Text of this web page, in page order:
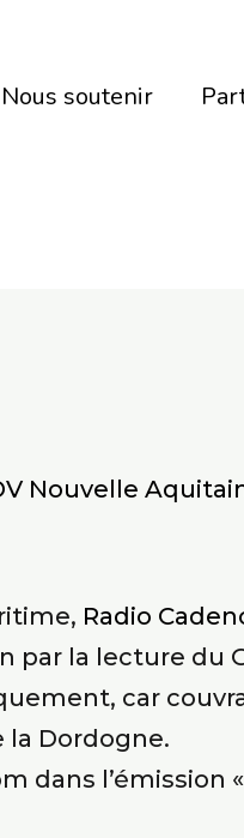
Nous soutenir
Nouvelle
Radio
par la lecture du
car
la Dordogne.
dans l’émission